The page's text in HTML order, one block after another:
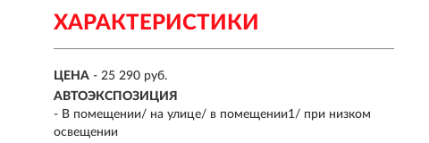
ХАРАКТЕРИСТИКИ
ЦЕНА - 25 290 руб.
АВТОЭКСПОЗИЦИЯ
- В помещении/ на улице/ в помещении1/ при низком
освещении